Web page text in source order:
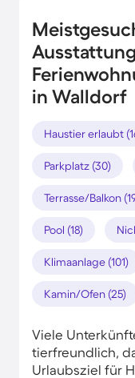
in Walldorf
Haustier erlaubt
Parkplatz (30)
Terrasse/Balkon
Pool (18)
Klimaanlage (101)
Kamin/Ofen (25)
Viele
tierfreundlich,
Urlaubsziel für